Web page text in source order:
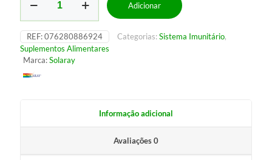
Complete
Adicionar
REF:076280886924 Categorias:Sistema Imunitário,
Suplementos Alimentares
Marca:Solaray
Informação adicional
Avaliações0